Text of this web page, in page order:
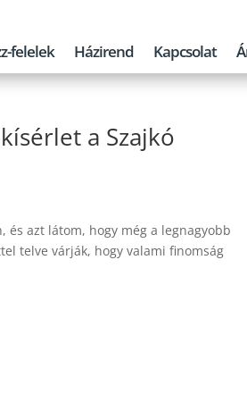
felelek Házirend Kapcsolat
a Szajkó
és azt látom, hogy még a legnagyobb
telve várják, hogy valami finomság